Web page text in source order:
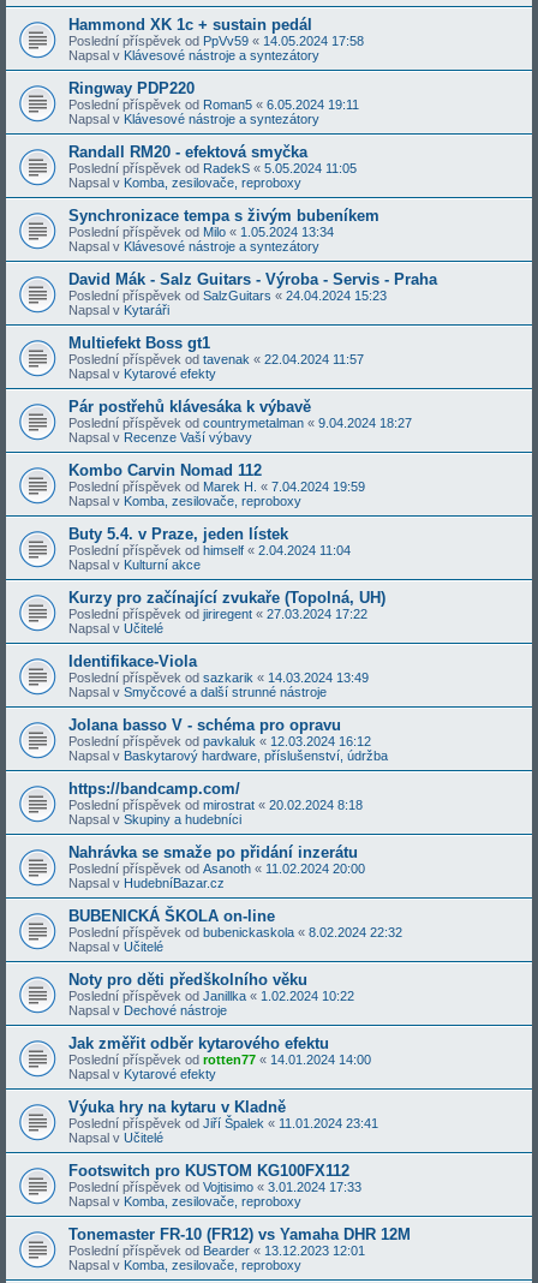
Hammond XK 1c + sustain pedál
Poslední příspěvek od PpVv59 « 14.05.2024 17:58
Napsal v Klávesové nástroje a syntezátory
Ringway PDP220
Poslední příspěvek od Roman5 « 6.05.2024 19:11
Napsal v Klávesové nástroje a syntezátory
Randall RM20 - efektová smyčka
Poslední příspěvek od RadekS « 5.05.2024 11:05
Napsal v Komba, zesilovače, reproboxy
Synchronizace tempa s živým bubeníkem
Poslední příspěvek od Milo « 1.05.2024 13:34
Napsal v Klávesové nástroje a syntezátory
David Mák - Salz Guitars - Výroba - Servis - Praha
Poslední příspěvek od SalzGuitars « 24.04.2024 15:23
Napsal v Kytaráři
Multiefekt Boss gt1
Poslední příspěvek od tavenak « 22.04.2024 11:57
Napsal v Kytarové efekty
Pár postřehů klávesáka k výbavě
Poslední příspěvek od countrymetalman « 9.04.2024 18:27
Napsal v Recenze Vaší výbavy
Kombo Carvin Nomad 112
Poslední příspěvek od Marek H. « 7.04.2024 19:59
Napsal v Komba, zesilovače, reproboxy
Buty 5.4. v Praze, jeden lístek
Poslední příspěvek od himself « 2.04.2024 11:04
Napsal v Kulturní akce
Kurzy pro začínající zvukaře (Topolná, UH)
Poslední příspěvek od jiriregent « 27.03.2024 17:22
Napsal v Učitelé
Identifikace-Viola
Poslední příspěvek od sazkarik « 14.03.2024 13:49
Napsal v Smyčcové a další strunné nástroje
Jolana basso V - schéma pro opravu
Poslední příspěvek od pavkaluk « 12.03.2024 16:12
Napsal v Baskytarový hardware, příslušenství, údržba
https://bandcamp.com/
Poslední příspěvek od mirostrat « 20.02.2024 8:18
Napsal v Skupiny a hudebníci
Nahrávka se smaže po přidání inzerátu
Poslední příspěvek od Asanoth « 11.02.2024 20:00
Napsal v HudebníBazar.cz
BUBENICKÁ ŠKOLA on-line
Poslední příspěvek od bubenickaskola « 8.02.2024 22:32
Napsal v Učitelé
Noty pro děti předškolního věku
Poslední příspěvek od Janillka « 1.02.2024 10:22
Napsal v Dechové nástroje
Jak změřit odběr kytarového efektu
Poslední příspěvek od rotten77 « 14.01.2024 14:00
Napsal v Kytarové efekty
Výuka hry na kytaru v Kladně
Poslední příspěvek od Jiří Špalek « 11.01.2024 23:41
Napsal v Učitelé
Footswitch pro KUSTOM KG100FX112
Poslední příspěvek od Vojtisimo « 3.01.2024 17:33
Napsal v Komba, zesilovače, reproboxy
Tonemaster FR-10 (FR12) vs Yamaha DHR 12M
Poslední příspěvek od Bearder « 13.12.2023 12:01
Napsal v Komba, zesilovače, reproboxy